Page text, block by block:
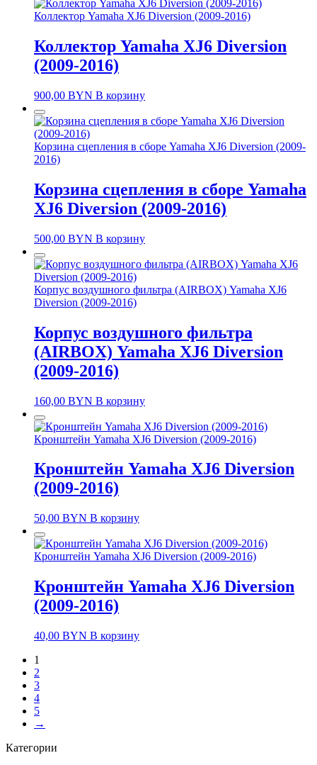
Коллектор Yamaha XJ6 Diversion (2009-2016)
Коллектор Yamaha XJ6 Diversion
(2009-2016)
900,00 BYN В корзину
Корзина сцепления в сборе Yamaha XJ6 Diversion (2009-
2016)
Корзина сцепления в сборе Yamaha
XJ6 Diversion (2009-2016)
500,00 BYN В корзину
Корпус воздушного фильтра (AIRBOX) Yamaha XJ6
Diversion (2009-2016)
Корпус воздушного фильтра
(AIRBOX) Yamaha XJ6 Diversion
(2009-2016)
160,00 BYN В корзину
Кронштейн Yamaha XJ6 Diversion (2009-2016)
Кронштейн Yamaha XJ6 Diversion
(2009-2016)
50,00 BYN В корзину
Кронштейн Yamaha XJ6 Diversion (2009-2016)
Кронштейн Yamaha XJ6 Diversion
(2009-2016)
40,00 BYN В корзину
1
2
3
4
5
→
Категории